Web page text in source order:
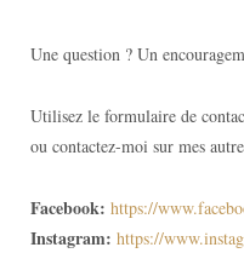
Une question ? Un
Utilisez le formulaire de
ou contactez-moi sur mes
Facebook: https://
Instagram: https://